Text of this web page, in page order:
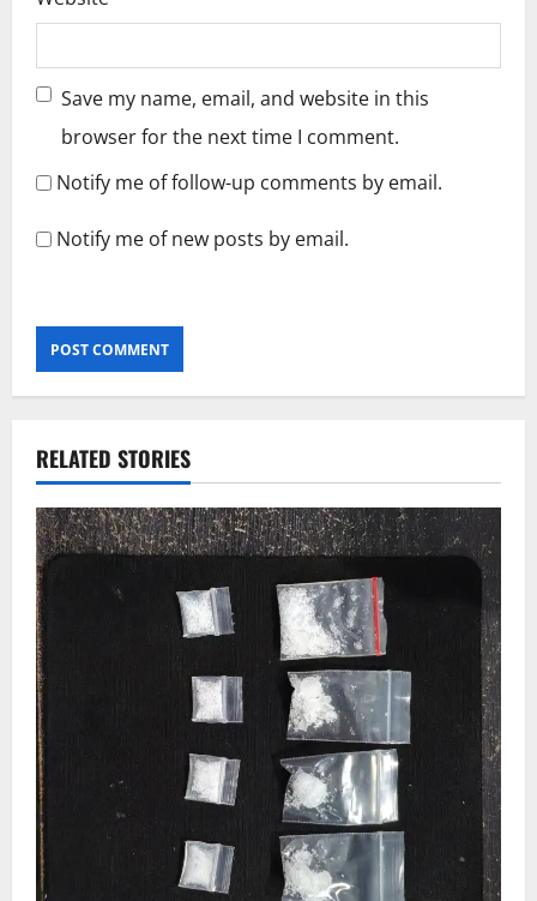
Save my name, email, and website in this
browser for the next time I comment.
Notify me of follow-up comments by email.
Notify me of new posts by email.
RELATED STORIES